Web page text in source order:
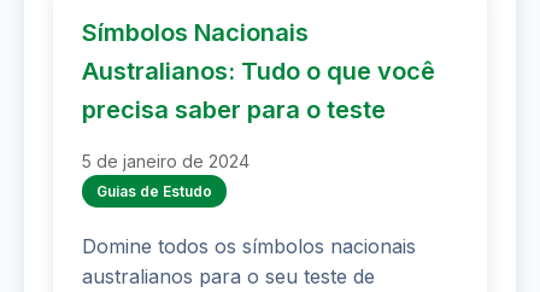
Símbolos Nacionais
Australianos: Tudo o que você
precisa saber para o teste
5 de janeiro de 2024
Guias de Estudo
Domine todos os símbolos nacionais
australianos para o seu teste de